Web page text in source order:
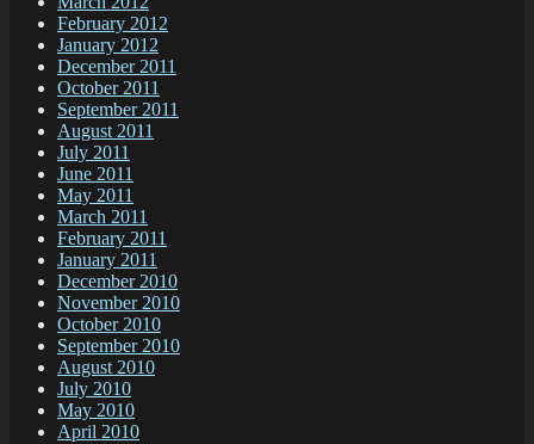
February 2012
January 2012
December 2011
October 2011
September 2011
August 2011
July 2011
June 2011
May 2011
March 2011
February 2011
January 2011
December 2010
November 2010
October 2010
September 2010
August 2010
July 2010
May 2010
April 2010